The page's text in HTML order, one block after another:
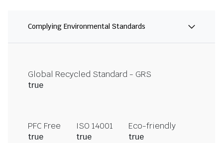
Complying Environmental Standards
Global Recycled Standard - GRS
true
PFC Free
true
ISO 14001
true
Eco-friendly
true